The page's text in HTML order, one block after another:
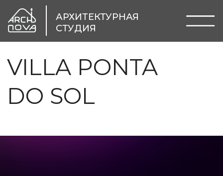
АРХИТЕКТУРНАЯ
СТУДИЯ
VILLA PONTA
DO SOL